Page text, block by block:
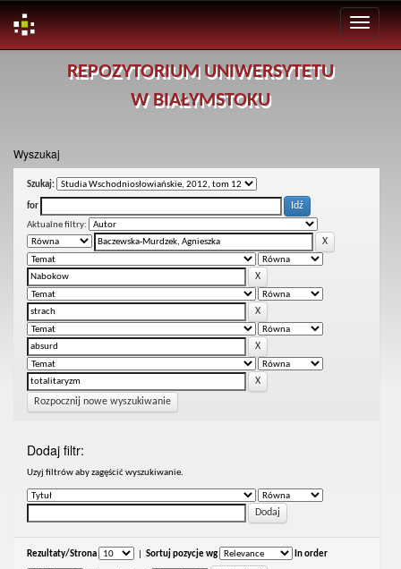
REPOZYTORIUM UNIWERSYTETU
W BIAŁYMSTOKU
Wyszukaj
Szukaj:
for
Aktualne filtry:
Rozpocznij nowe wyszukiwanie
Dodaj filtr:
Uzyj filtrów aby zagęścić wyszukiwanie.
Rezultaty/Strona Sortuj pozycje wg In order